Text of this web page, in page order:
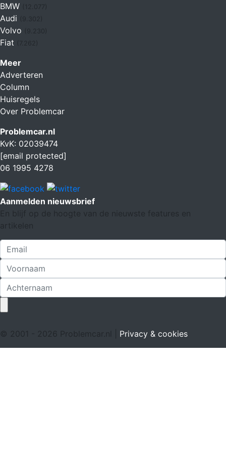
BMW
Audi
Volvo
Fiat (7.262)
Meer
Adverteren
Column
Huisregels
Over Problemcar
Problemcar.nl
KvK: 02039474
[email protected]
06 1995 4278
Aanmelden nieuwsbrief
En blijf op de hoogte van de nieuwste features en
artikelen
© 2001 - 2026 Problemcar.nl | Privacy & cookies